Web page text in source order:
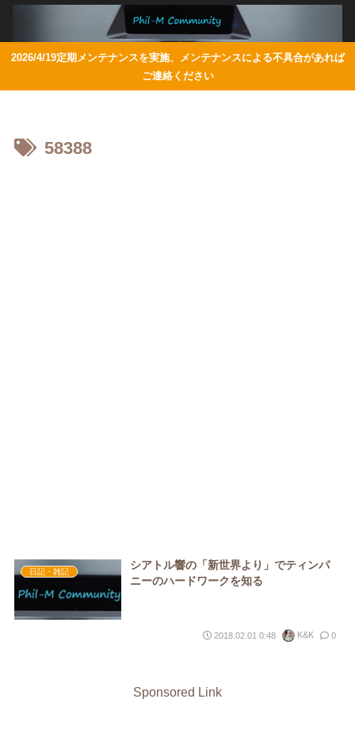
2026/4/19定期メンテナンスを実施、メンテナンスによる不具合があれば
ご連絡ください
58388
日記・雑記
シアトル響の「新世界より」でティンパ
ニーのハードワークを知る
2018.02.01 0:48 K&K 0
Sponsored Link